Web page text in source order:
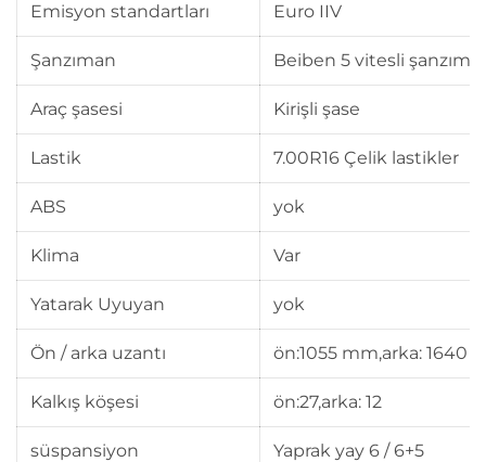
Emisyon standartları Euro IIV
Şanzıman Beiben 5 vitesli
Araç şasesi Kirişli şase
Lastik 7.00R16 Çelik lastikler
ABS yok
Klima Var
Yatarak Uyuyan yok
Ön / arka uzantı ön:1055 mm,arka: 1640
Kalkış köşesi ön:27,arka: 12
süspansiyon Yaprak yay 6 / 6+5